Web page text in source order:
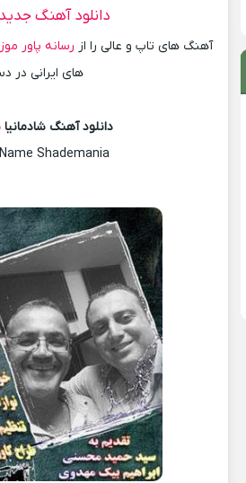
دانلود آهنگ جدید
آهنگ های تاپ و عالی را از رسانه پاور
های ایرانی در
دانلود آهنگ شادمانیا
Shademania